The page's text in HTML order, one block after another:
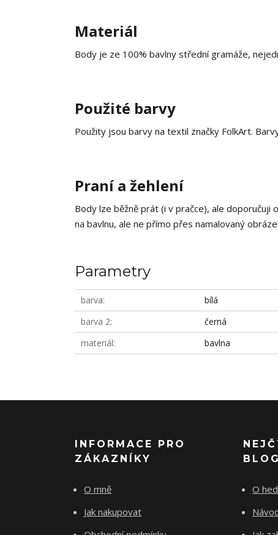
Materiál
Body je ze 100% bavlny střední gramáže,
Použité barvy
Použity jsou barvy na textil značky FolkArt.
Praní a žehlení
Body lze běžně prát (i v pračce), ale
na bavlnu, ale ne přímo přes namalovaný
Parametry
barva
bílá
barva 2
černá
materiál
bavlna
INFORMACE PRO
ZÁKAZNÍKY
O mně
Jak nakupovat
O